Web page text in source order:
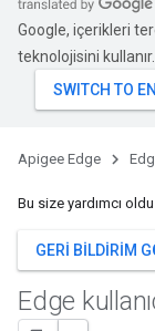
Google, içerikleri
teknolojisini
Apigee Edge
Bu size yardımcı
GERI BILDIRIM
Edge